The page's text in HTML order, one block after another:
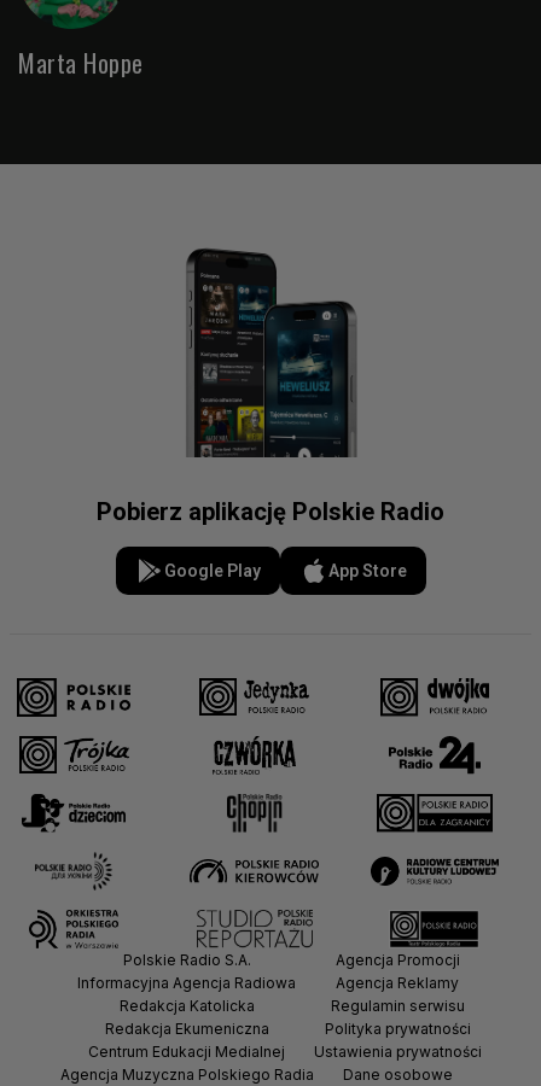
Marta Hoppe
Pobierz aplikację Polskie Radio
Google Play App Store
Polskie Radio S.A.
Informacyjna Agencja Radiowa
Redakcja Katolicka
Redakcja Ekumeniczna
Centrum Edukacji Medialnej
Agencja Muzyczna Polskiego Radia
Agencja Promocji
Agencja Reklamy
Regulamin serwisu
Polityka prywatności
Ustawienia prywatności
Dane osobowe